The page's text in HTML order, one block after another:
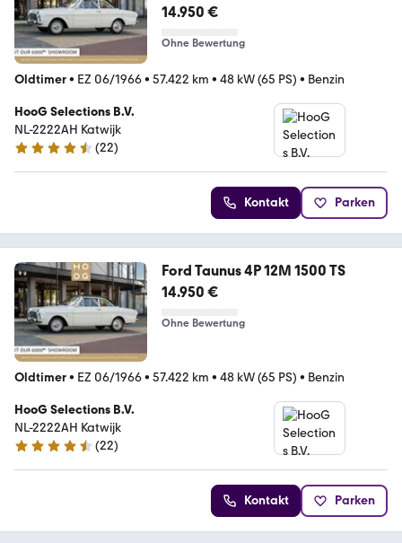
14.950 €
Ohne Bewertung
Oldtimer• EZ 06/1966• 57.422 km • 48 kW (65 PS) • Benzin
HooG Selections B.V.
NL-2222AH Katwijk
4.3 Sterne
(22)
Kontakt Parken
Ford Taunus 4P 12M 1500 TS
14.950 €
Ohne Bewertung
Oldtimer• EZ 06/1966• 57.422 km • 48 kW (65 PS) • Benzin
HooG Selections B.V.
NL-2222AH Katwijk
4.3 Sterne
(22)
Kontakt Parken